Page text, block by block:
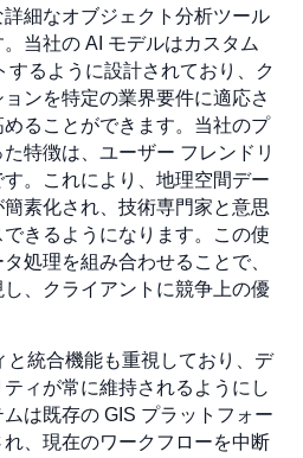
細なオブジェクト分析ツール
当社の AI モデルはカスタム
するように設計されており、ク
ンを特定の業界要件に適応さ
ることができます。当社のプ
特徴は、ユーザー フレンドリ
。これにより、地理空間デー
素化され、技術専門家と意思
きるようになります。この使
処理を組み合わせることで、
、クライアントに競争上の優
と統合機能も重視しており、デ
ィが常に維持されるようにし
は既存の GIS プラットフォー
、現在のワークフローを中断